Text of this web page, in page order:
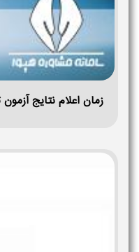
زمان اعلام نتایج آزمون